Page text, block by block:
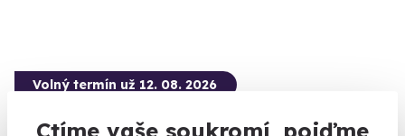
Volný termín už 12. 08. 2026